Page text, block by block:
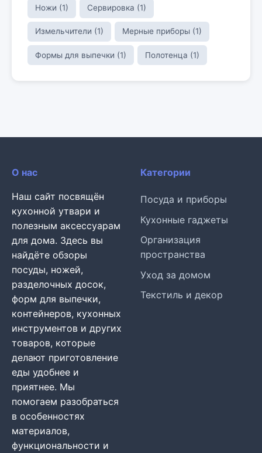
Ножи (1) Сервировка (1)
Измельчители (1) Мерные приборы (1)
Формы для выпечки (1) Полотенца (1)
О нас
Наш сайт посвящён
кухонной утвари и
полезным аксессуарам
для дома. Здесь вы
найдёте обзоры
посуды, ножей,
разделочных досок,
форм для выпечки,
контейнеров, кухонных
инструментов и других
товаров, которые
делают приготовление
еды удобнее и
приятнее. Мы
помогаем разобраться
в особенностях
материалов,
функциональности и
Категории
Посуда и приборы
Кухонные гаджеты
Организация
пространства
Уход за домом
Текстиль и декор